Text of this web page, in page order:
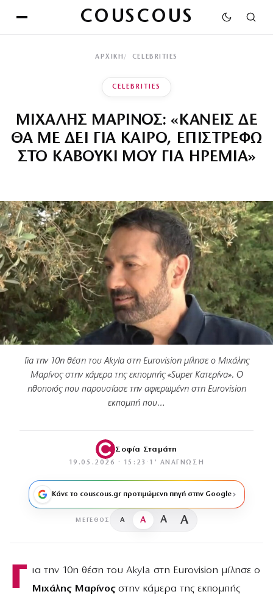
COUSCOUS
ΑΡΧΙΚΉ CELEBRITIES
CELEBRITIES
ΜΙΧΑΛΗΣ ΜΑΡΙΝΟΣ: «ΚΑΝΕΙΣ ΔΕ
ΘΑ ΜΕ ΔΕΙ ΓΙΑ ΚΑΙΡΟ, ΕΠΙΣΤΡΕΦΩ
ΣΤΟ ΚΑΒΟΥΚΙ ΜΟΥ ΓΙΑ ΗΡΕΜΙΑ»
Για την 10η θέση του Akyla στη Eurovision μίλησε ο Μιχάλης
Μαρίνος στην κάμερα της εκπομπής «Super Κατερίνα». Ο
ηθοποιός που παρουσίασε την αφιερωμένη στη Eurovision
εκπομπή που…
Σοφία Σταμάτη
19.05.2026 · 15:23 · 1′ ΑΝΆΓΝΩΣΗ
Κάνε το couscous.gr προτιμώμενη πηγή στην Google
ΜΈΓΕΘΟΣ A A A A
Γ ια την 10η θέση του Akyla στη Eurovision μίλησε ο
Μιχάλης Μαρίνοςστην κάμερα της εκπομπής